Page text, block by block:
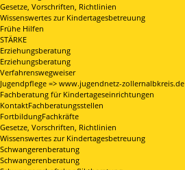
Gesetze, Vorschriften, Richtlinien
Wissenswertes zur Kindertagesbetreuung
Frühe Hilfen
STÄRKE
Erziehungsberatung
Erziehungsberatung
Verfahrenswegweiser
Jugendpflege => www.jugendnetz-zollernalbkreis.de
Fachberatung für Kindertageseinrichtungen
KontaktFachberatungsstellen
FortbildungFachkräfte
Gesetze, Vorschriften, Richtlinien
Wissenswertes zur Kindertagesbetreuung
Schwangerenberatung
Schwangerenberatung